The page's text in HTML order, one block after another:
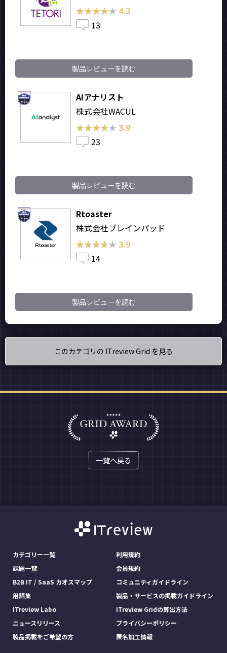
★★★★★
★★★★★ 4.3
13
製品レビューを読む
AIアナリスト
株式会社WACUL
★★★★★
★★★★★ 3.9
23
製品レビューを読む
Rtoaster
株式会社ブレインパッド
★★★★★
★★★★★ 3.9
14
製品レビューを読む
このカテゴリの ITreview Grid を見る
一覧へ戻る
カテゴリー一覧
課題一覧
B2B IT / SaaS カオスマップ
用語集
ITreview Labo
ニュースリリース
製品掲載をご希望の方
利用規約
会員規約
コミュニティガイドライン
製品・サービスの掲載ガイドライン
ITreview Gridの算出方法
プライバシーポリシー
匿名加工情報